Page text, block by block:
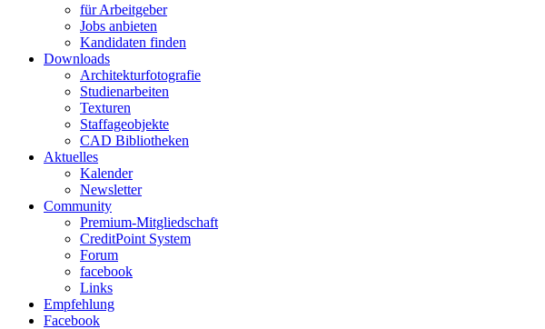
für Arbeitgeber
Jobs anbieten
Kandidaten finden
Downloads
Architekturfotografie
Studienarbeiten
Texturen
Staffageobjekte
CAD Bibliotheken
Aktuelles
Kalender
Newsletter
Community
Premium-Mitgliedschaft
CreditPoint System
Forum
facebook
Links
Empfehlung
Facebook